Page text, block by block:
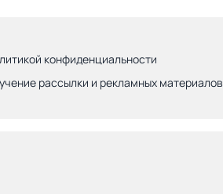
конфиденциальности
рассылки и рекламных материалов